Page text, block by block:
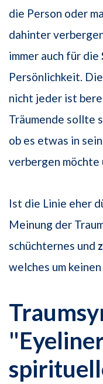
die Person oder
dahinter
immer auch für die
Persönlichkeit.
nicht jeder ist
Träumende sollte
ob es etwas in
verbergen möchte
Ist die Linie eher
Meinung der
schüchternes und
welches um